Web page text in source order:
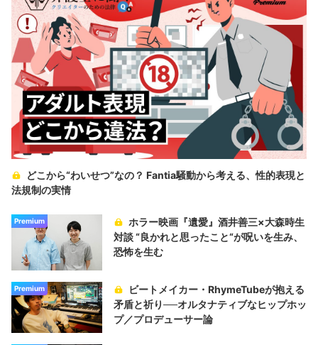
どこから“わいせつ”なの？ Fantia騒動から考える、性的表現と
法規制の実情
Premium
ホラー映画『遺愛』酒井善三×大森時生
対談 “良かれと思ったこと“が呪いを生み、
恐怖を生む
Premium
ビートメイカー・RhymeTubeが抱える
矛盾と祈り──オルタナティブなヒップホッ
プ／プロデューサー論